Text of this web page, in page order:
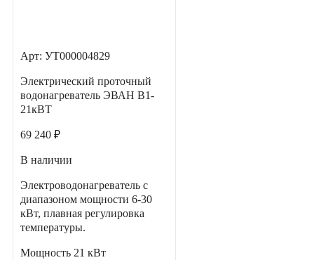
Арт: УТ000004829
Электрический проточный
водонагреватель ЭВАН В1-
21кВТ
69 240 ₽
В наличии
Электроводонагреватель с
диапазоном мощности 6-30
кВт, плавная регулировка
температуры.
Мощность 21 кВт